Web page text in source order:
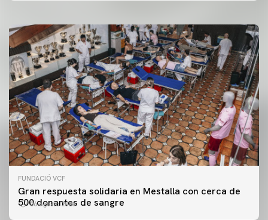
FUNDACIÓ VCF
Gran respuesta solidaria en Mestalla con cerca de
500 donantes de sangre
06 agosto 2026